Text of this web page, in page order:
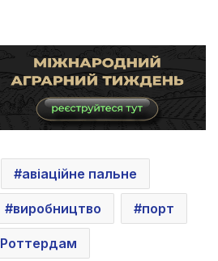
авіаційне пальне
виробництво порт
Роттердам